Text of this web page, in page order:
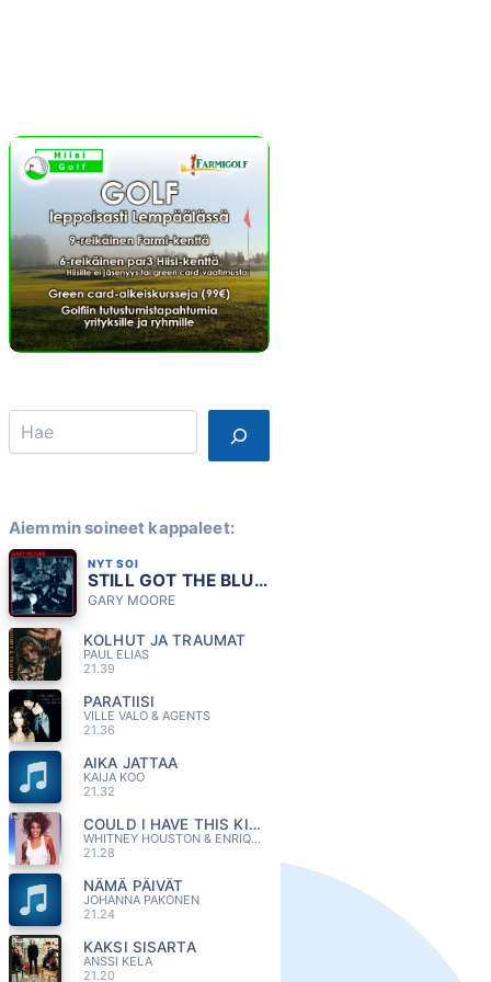
Search
Aiemmin soineet kappaleet:
NYT SOI
STILL GOT THE BLUES
GARY MOORE
KOLHUT JA TRAUMAT
PAUL ELIAS
21.39
PARATIISI
VILLE VALO & AGENTS
21.36
AIKA JATTAA
KAIJA KOO
21.32
COULD I HAVE THIS KISS FOREVER
WHITNEY HOUSTON & ENRIQUE IGLESIAS
21.28
NÄMÄ PÄIVÄT
JOHANNA PAKONEN
21.24
KAKSI SISARTA
ANSSI KELA
21.20